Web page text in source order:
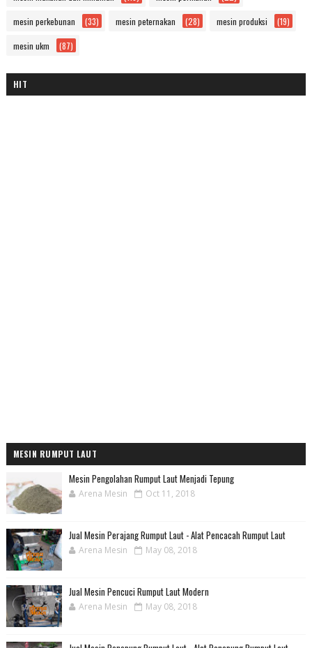
mesin perkebunan (33) mesin peternakan (28) mesin produksi (19)
mesin ukm (87)
HIT
MESIN RUMPUT LAUT
Mesin Pengolahan Rumput Laut Menjadi Tepung
Arena Mesin Oct 11, 2018
Jual Mesin Perajang Rumput Laut - Alat Pencacah Rumput Laut
Arena Mesin May 08, 2018
Jual Mesin Pencuci Rumput Laut Modern
Arena Mesin May 08, 2018